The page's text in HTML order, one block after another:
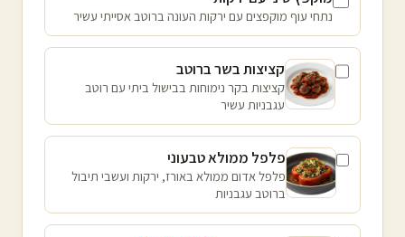
נתחי עוף מוקפצים עם ירקות העונה ברוטב אסייתי עשיר
קציצות בשר ברוטב
קציצות בקר נימוחות בבישול ביתי עם רוטב
עגבניות עשיר
פלפל ממולא טבעוני
פלפל אדום ממולא באורז, ירקות ועשבי תיבול
ברוטב עגבניות